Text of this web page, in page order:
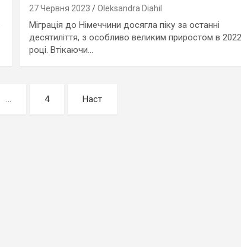
27 Червня 2023 Oleksandra Diahil
Міграція до Німеччини досягла піку за останні
десятиліття, з особливо великим приростом в 2022
році. Втікаючи…
… 4 Наст